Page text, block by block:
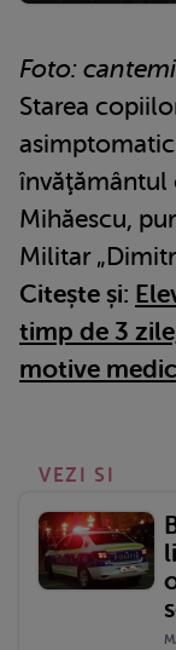
Foto:
Starea
învăţământul
Mihăescu,
Militar
Citește și:
timp de 3
motive
VEZI SI